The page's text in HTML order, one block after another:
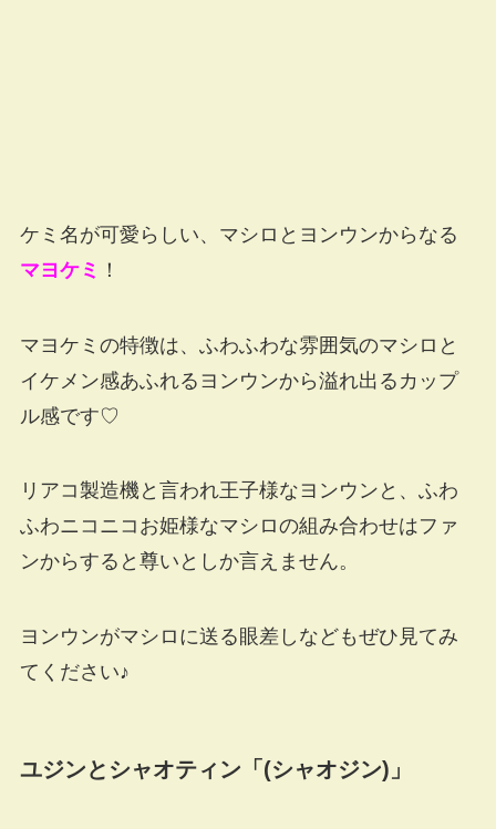
ケミ名が可愛らしい、マシロとヨンウンからなる
マヨケミ
！
マヨケミの特徴は、ふわふわな雰囲気のマシロと
イケメン感あふれるヨンウンから溢れ出るカップ
ル感です♡
リアコ製造機と言われ王子様なヨンウンと、ふわ
ふわニコニコお姫様なマシロの組み合わせはファ
ンからすると尊いとしか言えません。
ヨンウンがマシロに送る眼差しなどもぜひ見てみ
てください♪
ユジンとシャオティン「(シャオジン)」